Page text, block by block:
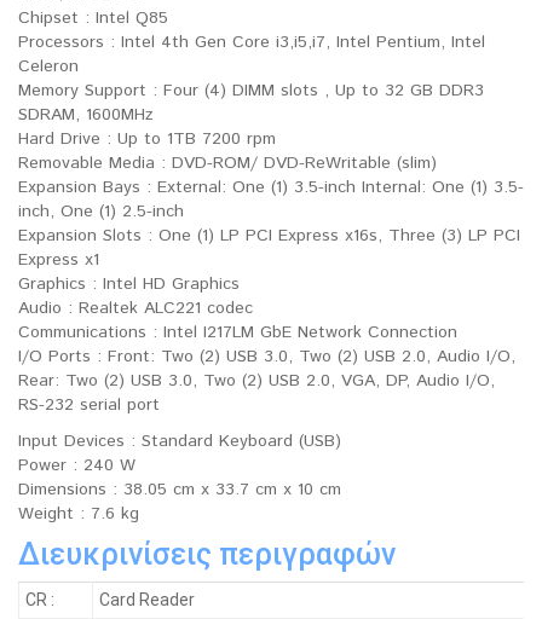
Chipset : Intel Q85
Processors : Intel 4th Gen Core i3,i5,i7, Intel Pentium, Intel
Celeron
Memory Support : Four (4) DIMM slots , Up to 32 GB DDR3
SDRAM, 1600MHz
Hard Drive : Up to 1TB 7200 rpm
Removable Media : DVD-ROM/ DVD-ReWritable (slim)
Expansion Bays : External: One (1) 3.5-inch Internal: One (1) 3.5-
inch, One (1) 2.5-inch
Expansion Slots : One (1) LP PCI Express x16s, Three (3) LP PCI
Express x1
Graphics : Intel HD Graphics
Audio : Realtek ALC221 codec
Communications : Intel I217LM GbE Network Connection
I/O Ports : Front: Two (2) USB 3.0, Two (2) USB 2.0, Audio I/O,
Rear: Two (2) USB 3.0, Two (2) USB 2.0, VGA, DP, Audio I/O,
RS-232 serial port
Input Devices : Standard Keyboard (USB)
Power : 240 W
Dimensions : 38.05 cm x 33.7 cm x 10 cm
Weight : 7.6 kg
Διευκρινίσεις περιγραφών
CR :
Card Reader